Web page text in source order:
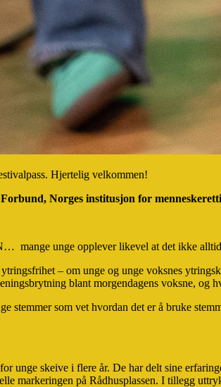
Hjertelig velkommen!
Norges institusjon for
mange unge opplever likevel at det ikke
– om unge og unge voksnes
blant morgendagens voksne, og
stemmer som vet hvordan det er å bruke
unge skeive i flere år. De har delt sine
markeringen på Rådhusplassen. I tillegg